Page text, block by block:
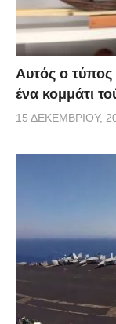
Αυτός ο τύπος
ένα κομμάτι
15 ΔΕΚΕΜΒΡΊΟΥ,